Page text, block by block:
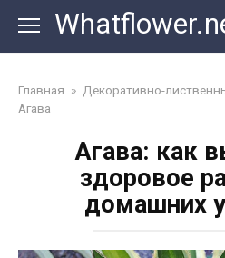
Перейти
контенту
Главная » Декоративно-
Агава
Агава: как
здоровое
домашних